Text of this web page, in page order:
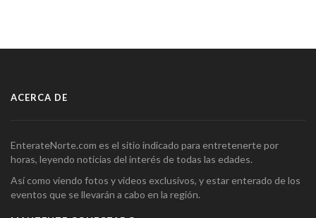
ACERCA DE
EnterateNorte.com es el sitio indicado para entretenerte por
horas, leyendo noticias del interés de todas las edades.
Así como viendo fotos y videos exclusivos, y estar enterado de los
eventos que se llevarán a cabo en la región.